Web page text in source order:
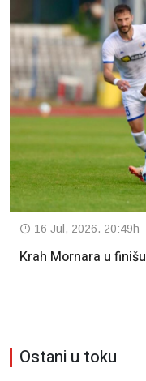
16 Jul, 2026. 20:49h
Krah Mornara u finišu
Ostani u toku